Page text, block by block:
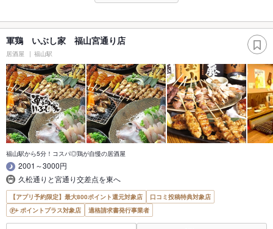
軍鶏 いぶし家 福山宮通り店
居酒屋 福山駅
福山駅から5分！コスパ◎鶏が自慢の居酒屋
2001～3000円
久松通りと宮通り交差点を東へ
【アプリ予約限定】最大800ポイント還元対象店
口コミ投稿特典対象店
ポイントプラス対象店
適格請求書発行事業者